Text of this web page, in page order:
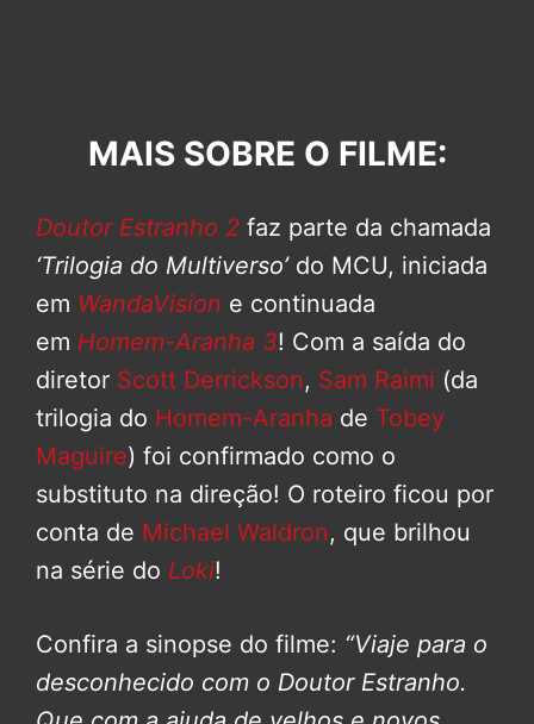
MAIS SOBRE O FILME:
Doutor Estranho 2 faz parte da chamada
‘Trilogia do Multiverso’do MCU, iniciada
em WandaVision e continuada
em Homem-Aranha 3! Com a saída do
diretor Scott Derrickson, Sam Raimi (da
trilogia do Homem-Aranha de Tobey
Maguire) foi confirmado como o
substituto na direção! O roteiro ficou por
conta de Michael Waldron, que brilhou
na série do Loki!
Confira a sinopse do filme: “Viaje para o
desconhecido com o Doutor Estranho.